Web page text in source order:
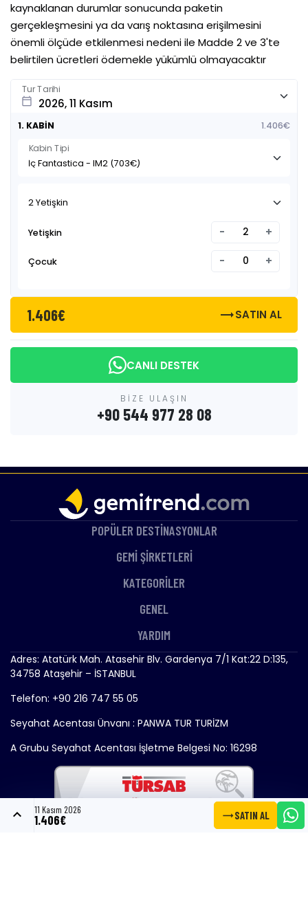
kaynaklanan durumlar sonucunda paketin
gerçekleşmesini ya da varış noktasına erişilmesini
önemli ölçüde etkilenmesi nedeni ile Madde 2 ve 3'te
belirtilen ücretleri ödemekle yükümlü olmayacaktır
Tur Tarihi
calendar_today
1. KABİN
1.406€
Kabin Tipi
2 Yetişkin
Yetişkin - +
Çocuk - +
1.406€ trending_flatSATIN AL
CANLI DESTEK
BİZE ULAŞIN
+90 544 977 28 08
expand_less 11 Kasım 2026
1.406€ trending_flatSATIN AL
POPÜLER DESTİNASYONLAR
GEMİ ŞİRKETLERİ
KATEGORİLER
GENEL
YARDIM
Adres: Atatürk Mah. Atasehir Blv. Gardenya 7/1 Kat:22 D:135,
34758 Ataşehir – İSTANBUL
Telefon: +90 216 747 55 05
Seyahat Acentası Ünvanı : PANWA TUR TURİZM
A Grubu Seyahat Acentası İşletme Belgesi No: 16298